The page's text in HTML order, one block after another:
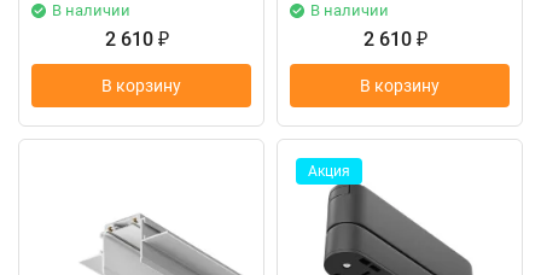
В наличии
2 610 ₽
В корзину
В наличии
2 610 ₽
В корзину
Акция